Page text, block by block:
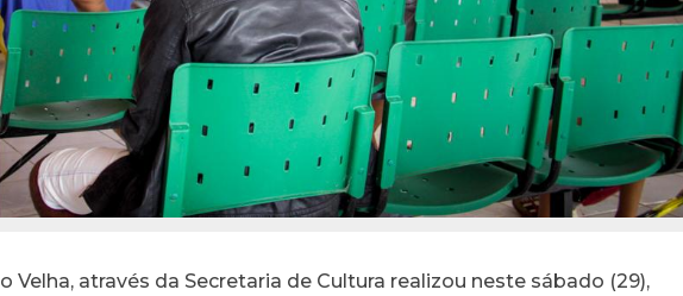
Velha, através da Secretaria de Cultura realizou neste sábado (29),